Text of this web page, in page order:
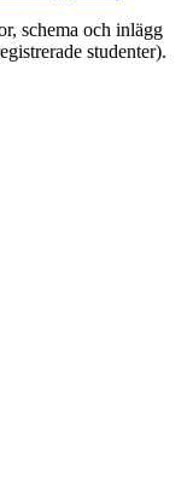
schema och inlägg
studenter).